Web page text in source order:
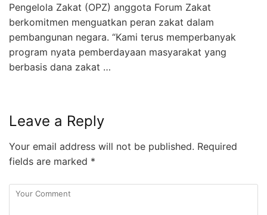
Pengelola Zakat (OPZ) anggota Forum Zakat
berkomitmen menguatkan peran zakat dalam
pembangunan negara. “Kami terus memperbanyak
program nyata pemberdayaan masyarakat yang
berbasis dana zakat …
Leave a Reply
Your email address will not be published. Required
fields are marked *